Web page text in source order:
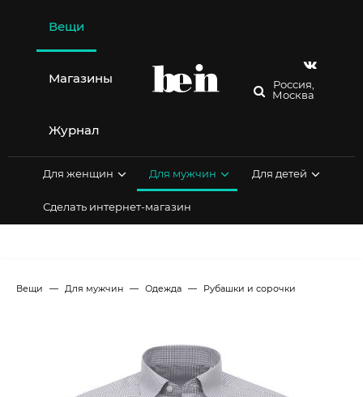
содержимому
Вещи
Магазины
Журнал
Россия,
Москва
Для женщин Для мужчин Для детей
Сделать интернет-магазин
Вещи Для мужчин Одежда Рубашки и сорочки